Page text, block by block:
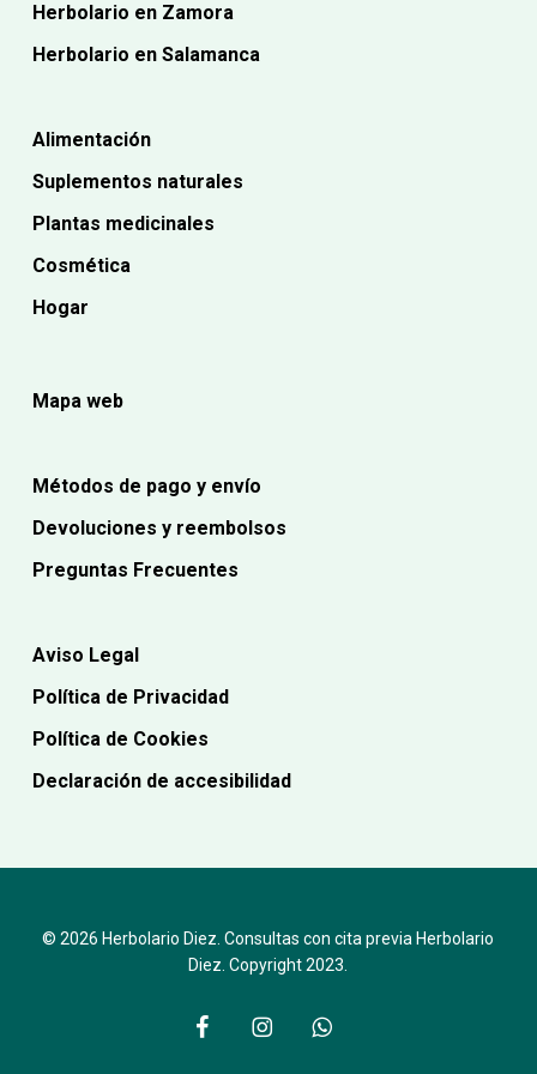
Herbolario en Zamora
Herbolario en Salamanca
Alimentación
Suplementos naturales
Plantas medicinales
Cosmética
Hogar
Mapa web
Métodos de pago y envío
Devoluciones y reembolsos
Preguntas Frecuentes
Aviso Legal
Política de Privacidad
Política de Cookies
Declaración de accesibilidad
© 2026 Herbolario Diez. Consultas con cita previa Herbolario
Diez. Copyright 2023.
facebookinstagramwhatsapp